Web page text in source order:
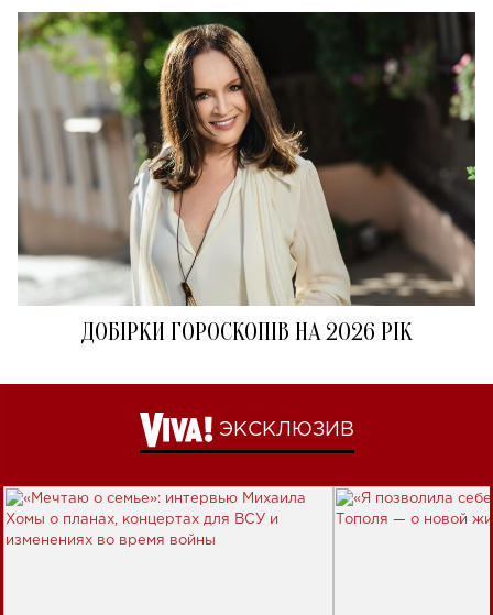
ДОБІРКИ ГОРОСКОПІВ НА 2026 РІК
ЭКСКЛЮЗИВ